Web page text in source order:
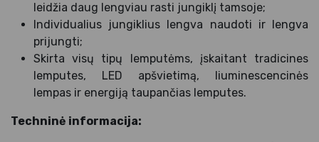
leidžia daug lengviau rasti jungiklį tamsoje;
Individualius jungiklius lengva naudoti ir lengva
prijungti;
Skirta visų tipų lemputėms, įskaitant tradicines
lemputes, LED apšvietimą, liuminescencinės
lempas ir energiją taupančias lemputes.
Techninė informacija: